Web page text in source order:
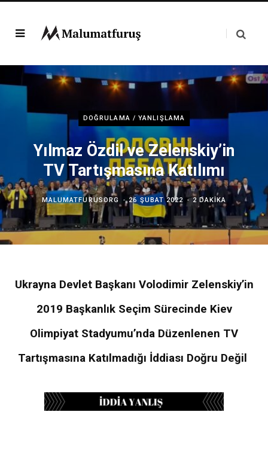
DOĞRULAMA / YANLIŞLAMA
Yılmaz Özdil ve Zelenskiy’in
TV Tartışmasına Katılımı
MALUMATFURUSORG 26 ŞUBAT 2022 2 DAKIKA
Ukrayna Devlet Başkanı Volodimir Zelenskiy’in
2019 Başkanlık Seçim Sürecinde Kiev
Olimpiyat Stadyumu’nda Düzenlenen TV
Tartışmasına Katılmadığı İddiası Doğru Değil